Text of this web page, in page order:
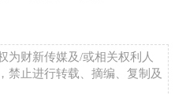
为财新传媒及/或相关权利人
禁止进行转载、摘编、复制及